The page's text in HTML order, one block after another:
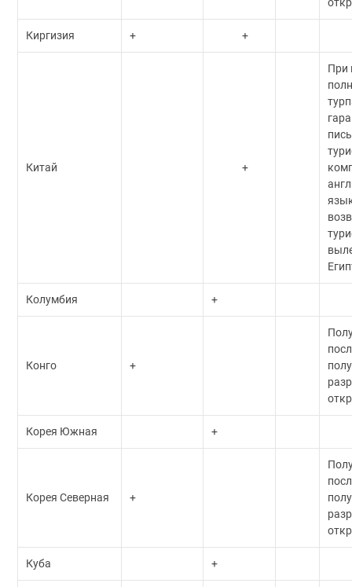
Киргизия + +
Китай +
При
Колумбия +
Конго +
Корея Южная +
Корея Северная +
Куба +